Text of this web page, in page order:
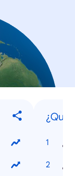
¿Qué